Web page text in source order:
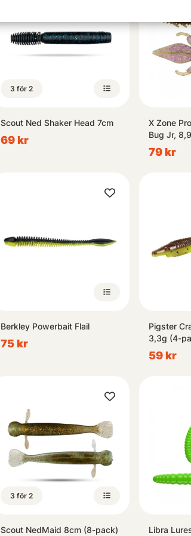
3 för 2
Scout Ned Shaker Head 7cm
69 kr
X Zone
Bug Jr,
79 kr
Berkley Powerbait Flail
75 kr
Pigster
3,3g (4-
59 kr
3 för 2
Scout NedMaid 8cm (8-pack) Libra